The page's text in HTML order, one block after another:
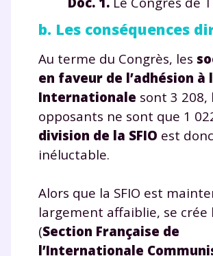
b. Les conséquences
Au terme du Congrès, les
en faveur de l’adhésion à
Internationale sont 3 208,
opposants ne sont que 1
division de la SFIO est donc
inéluctable.
Alors que la SFIO est
largement affaiblie, se crée
(Section Française de
l’Internationale
Envie de
et de réussir